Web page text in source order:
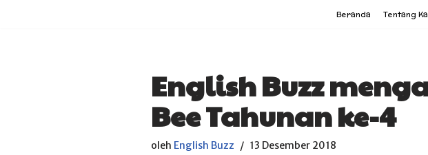
Beranda Tentang
English Buzz
Bee Tahunan ke-4
oleh English Buzz 13 Desember 2018